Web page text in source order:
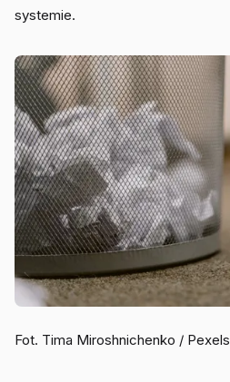
systemie.
Fot. Tima Miroshnichenko / Pexels